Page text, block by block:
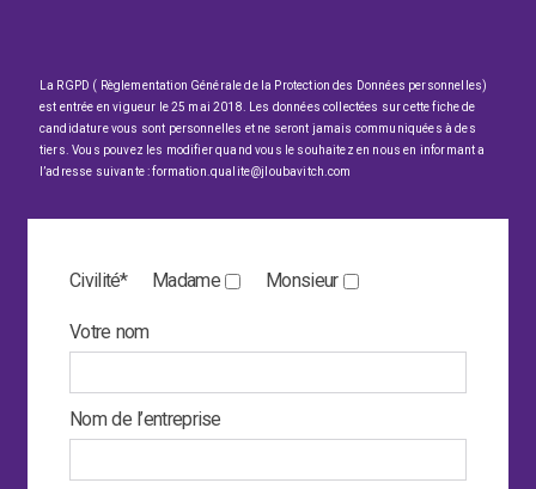
La RGPD ( Règlementation Générale de la Protection des Données personnelles)
est entrée en vigueur le 25 mai 2018. Les données collectées sur cette fiche de
candidature vous sont personnelles et ne seront jamais communiquées à des
tiers.Vous pouvez les modifier quand vous le souhaitez en nous en informant a
l’adresse suivante : formation.qualite@jloubavitch.com
Civilité* Madame Monsieur
Votre nom
Nom de l’entreprise